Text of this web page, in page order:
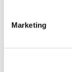
Marketing
Mastodon